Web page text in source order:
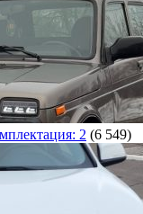
2 (6 549)